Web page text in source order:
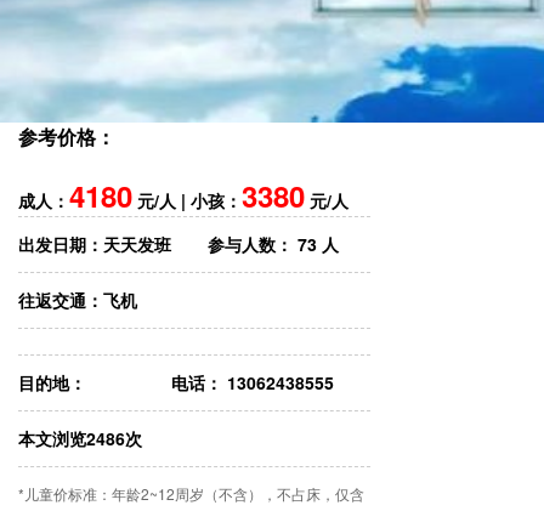
参考价格：
成人： 4180 元/人 | 小孩： 3380 元/人
出发日期： 天天发班 参与人数： 73 人
往返交通： 飞机
目的地： 电话： 13062438555
本文浏览2486次
*儿童价标准：年龄2~12周岁（不含），不占床，仅含